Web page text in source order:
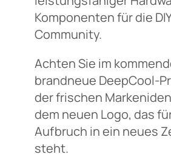
Komponenten für die
Community.
Achten Sie im
brandneue DeepCool-
der frischen
dem neuen Logo, das
Aufbruch in ein neues
steht.